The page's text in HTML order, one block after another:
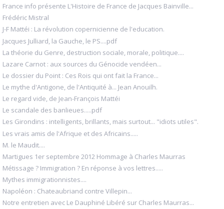
France info présente L'Histoire de France de Jacques Bainville...
Frédéric Mistral
J-F Mattéi : La révolution copernicienne de l'education.
Jacques Julliard, la Gauche, le PS....pdf
La théorie du Genre, destruction sociale, morale, politique....
Lazare Carnot : aux sources du Génocide vendéen...
Le dossier du Point : Ces Rois qui ont fait la France...
Le mythe d'Antigone, de l'Antiquité à... Jean Anouilh.
Le regard vide, de Jean-François Mattéi
Le scandale des banlieues.....pdf
Les Girondins : intelligents, brillants, mais surtout... "idiots utiles".
Les vrais amis de l'Afrique et des Africains.....
M. le Maudit....
Martigues 1er septembre 2012 Hommage à Charles Maurras
Métissage ? Immigration ? En réponse à vos lettres.....
Mythes immigrationnistes....
Napoléon : Chateaubriand contre Villepin...
Notre entretien avec Le Dauphiné Libéré sur Charles Maurras...